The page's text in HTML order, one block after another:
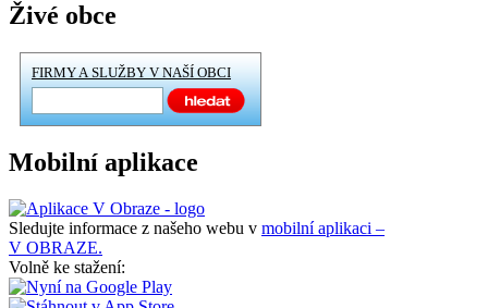
Živé obce
FIRMY A SLUŽBY V NAŠÍ OBCI
Mobilní aplikace
Sledujte informace z našeho webu v mobilní aplikaci –
V OBRAZE.
Volně ke stažení: